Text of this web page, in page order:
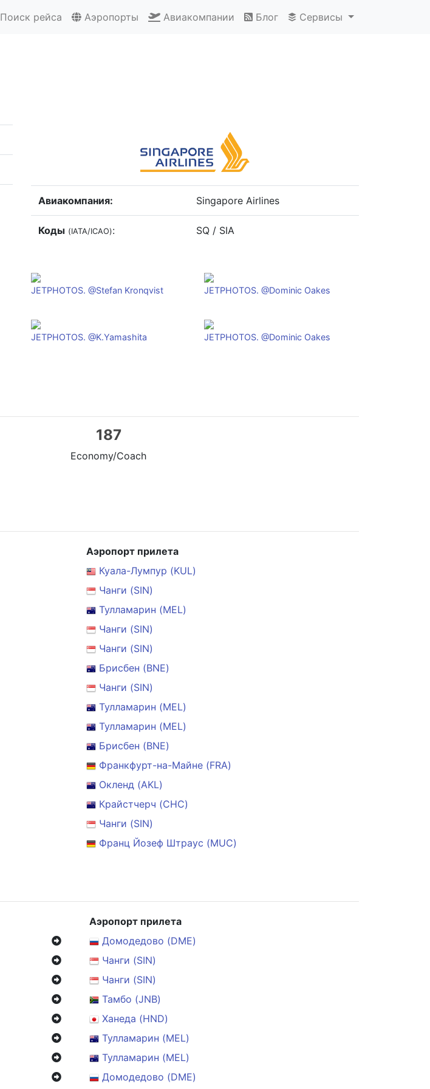
Поиск рейса Аэропорты Авиакомпании Блог Сервисы
Авиакомпания: Singapore Airlines
Коды (IATA/ICAO): SQ / SIA
JETPHOTOS. @Stefan Kronqvist JETPHOTOS. @Dominic Oakes
JETPHOTOS. @K.Yamashita JETPHOTOS. @Dominic Oakes
187
Economy/Coach
Аэропорт прилета
Куала-Лумпур (KUL)
Чанги (SIN)
Тулламарин (MEL)
Чанги (SIN)
Чанги (SIN)
Брисбен (BNE)
Чанги (SIN)
Тулламарин (MEL)
Тулламарин (MEL)
Брисбен (BNE)
Франкфурт-на-Майне (FRA)
Окленд (AKL)
Крайстчерч (CHC)
Чанги (SIN)
Франц Йозеф Штраус (MUC)
Аэропорт прилета
Домодедово (DME)
Чанги (SIN)
Чанги (SIN)
Тамбо (JNB)
Ханеда (HND)
Тулламарин (MEL)
Тулламарин (MEL)
Домодедово (DME)